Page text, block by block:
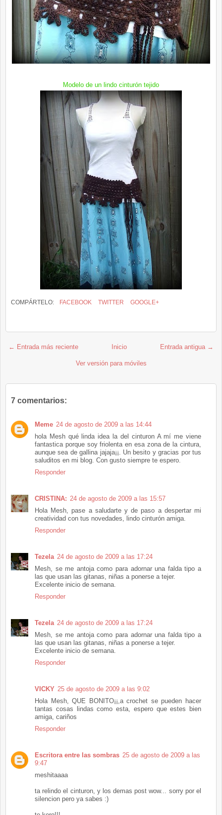
Modelo de un lindo cinturón tejido
COMPÁRTELO: FACEBOOK TWITTER GOOGLE+
← Entrada más reciente Entrada antigua →
Inicio
Ver versión para móviles
7 comentarios:
Meme 24 de agosto de 2009 a las 14:44
hola Mesh qué linda idea la del cinturon A mí me viene
fantastica porque soy friolenta en esa zona de la cintura,
aunque sea de gallina jajaja¡¡. Un besito y gracias por tus
saluditos en mi blog. Con gusto siempre te espero.
Responder
CRISTINA: 24 de agosto de 2009 a las 15:57
Hola Mesh, pase a saludarte y de paso a despertar mi
creatividad con tus novedades, lindo cinturón amiga.
Responder
Tezela 24 de agosto de 2009 a las 17:24
Mesh, se me antoja como para adornar una falda tipo a
las que usan las gitanas, niñas a ponerse a tejer.
Excelente inicio de semana.
Responder
Tezela 24 de agosto de 2009 a las 17:24
Mesh, se me antoja como para adornar una falda tipo a
las que usan las gitanas, niñas a ponerse a tejer.
Excelente inicio de semana.
Responder
VICKY 25 de agosto de 2009 a las 9:02
Hola Mesh, QUE BONITO¡¡,a crochet se pueden hacer
tantas cosas lindas como esta, espero que estes bien
amiga, cariños
Responder
Escritora entre las sombras 25 de agosto de 2009 a las
9:47
meshitaaaa
ta relindo el cinturon, y los demas post wow... sorry por el
silencion pero ya sabes :)